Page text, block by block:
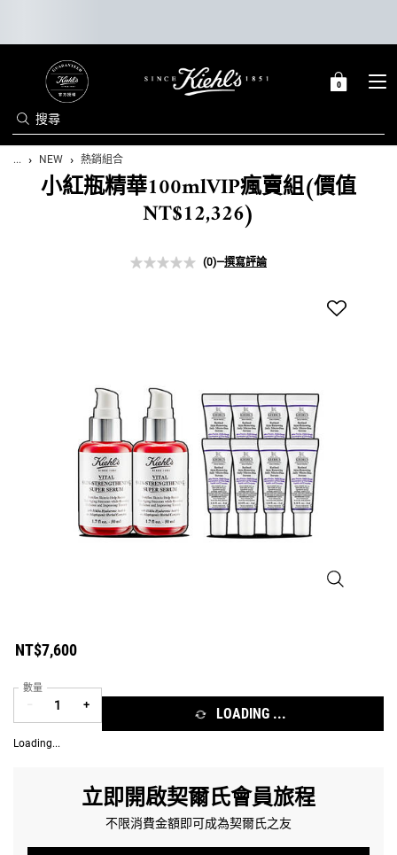
搜尋
購0
0 PRODUCT IN
Main content
... NEW 熱銷組合
小紅瓶精華100mlVIP瘋賣組(價值
NT$12,326)
(0)—撰寫評論
小紅瓶精華
NT$7,600
數量
+ LOADING ...
Loading...
立即開啟契爾氏會員旅程
不限消費金額即可成為契爾氏之友